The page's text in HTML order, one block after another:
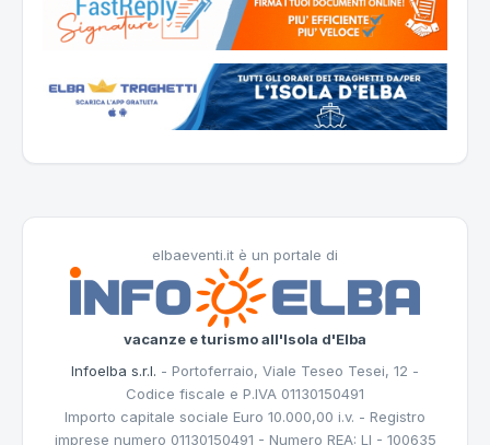
elbaeventi.it è un portale di
vacanze e turismo all'Isola d'Elba
Infoelba s.r.l. - Portoferraio, Viale Teseo Tesei, 12 -
Codice fiscale e P.IVA 01130150491
Importo capitale sociale Euro 10.000,00 i.v. - Registro
imprese numero 01130150491 - Numero REA: LI - 100635